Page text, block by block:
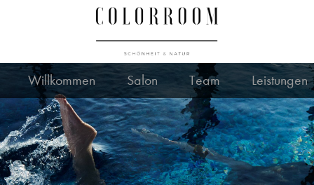
Willkommen Salon Team Leistungen